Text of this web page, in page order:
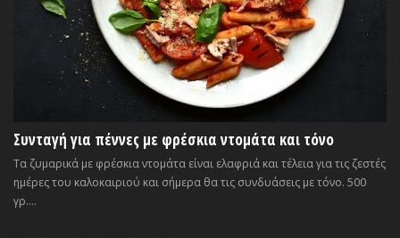
Συνταγή για πέννες με φρέσκια ντομάτα και τόνο
Τα ζυμαρικά με φρέσκια ντομάτα είναι ελαφριά και τέλεια για τις ζεστές
ημέρες του καλοκαιριού και σήμερα θα τις συνδυάσεις με τόνο. 500
γρ....